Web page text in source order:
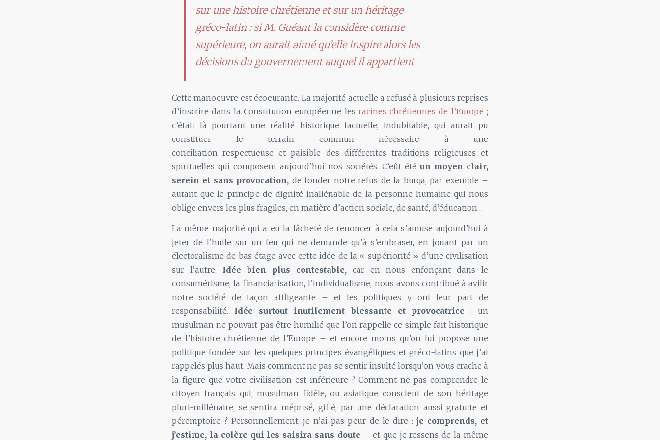
sur une histoire chrétienne et sur un héritage
gréco-latin : si M. Guéant la considère comme
supérieure, on aurait aimé qu’elle inspire alors les
décisions du gouvernement auquel il appartient
Cette manoeuvre est écoeurante. La majorité actuelle a refusé à plusieurs reprises
d’inscrire dans la Constitution européenne les racines chrétiennes de l’Europe ;
c’était là pourtant une réalité historique factuelle, indubitable, qui aurait pu
constituer le terrain commun nécessaire à une
conciliation respectueuse et paisible des différentes traditions religieuses et
spirituelles qui composent aujourd’hui nos sociétés. C’eût été un moyen clair,
serein et sans provocation, de fonder notre refus de la burqa, par exemple –
autant que le principe de dignité inaliénable de la personne humaine qui nous
oblige envers les plus fragiles, en matière d’action sociale, de santé, d’éducation…
La même majorité qui a eu la lâcheté de renoncer à cela s’amuse aujourd’hui à
jeter de l’huile sur un feu qui ne demande qu’à s’embraser, en jouant par un
électoralisme de bas étage avec cette idée de la « supériorité » d’une civilisation
sur l’autre. Idée bien plus contestable, car en nous enfonçant dans le
consumérisme, la financiarisation, l’individualisme, nous avons contribué à avilir
notre société de façon affligeante – et les politiques y ont leur part de
responsabilité. Idée surtout inutilement blessante et provocatrice : un
musulman ne pouvait pas être humilié que l’on rappelle ce simple fait historique
de l’histoire chrétienne de l’Europe – et encore moins qu’on lui propose une
politique fondée sur les quelques principes évangéliques et gréco-latins que j’ai
rappelés plus haut. Mais comment ne pas se sentir insulté lorsqu’on vous crache à
la figure que votre civilisation est inférieure ? Comment ne pas comprendre le
citoyen français qui, musulman fidèle, ou asiatique conscient de son héritage
pluri-millénaire, se sentira méprisé, giflé, par une déclaration aussi gratuite et
péremptoire ? Personnellement, je n’ai pas peur de le dire : je comprends, et
j’estime, la colère qui les saisira sans doute – et que je ressens de la même